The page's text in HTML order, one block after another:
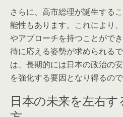
さらに、高市総理が誕生する
能性もあります。これにより
やアプローチを持つことがで
待に応える姿勢が求められる
は、長期的には日本の政治の
を強化する要因となり得るので
日本の未来を左右